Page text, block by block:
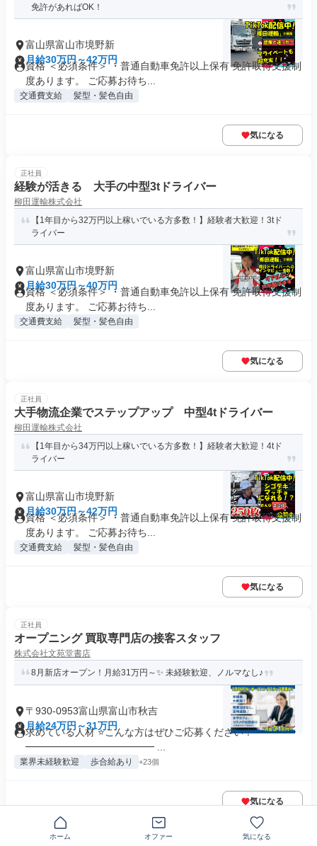
免許があればOK！
富山県富山市境野新
月給30万円～42万円
資格 ＜必須条件＞ ・普通自動車免許以上保有 免許取得支援制
度あります。 ご応募お待ち...
交通費支給 髪型・髪色自由
気になる
正社員
経験が活きる 大手の中型3tドライバー
柳田運輸株式会社
【1年目から32万円以上稼いでいる方多数！】経験者大歓迎！3tド
ライバー
富山県富山市境野新
月給30万円～40万円
資格 ＜必須条件＞ ・普通自動車免許以上保有 免許取得支援制
度あります。 ご応募お待ち...
交通費支給 髪型・髪色自由
気になる
正社員
大手物流企業でステップアップ 中型4tドライバー
柳田運輸株式会社
【1年目から34万円以上稼いでいる方多数！】経験者大歓迎！4tド
ライバー
富山県富山市境野新
月給30万円～42万円
資格 ＜必須条件＞ ・普通自動車免許以上保有 免許取得支援制
度あります。 ご応募お待ち...
交通費支給 髪型・髪色自由
気になる
正社員
オープニング 買取専門店の接客スタッフ
株式会社文苑堂書店
8月新店オープン！月給31万円～✨ 未経験歓迎、ノルマなし♪
〒930-0953富山県富山市秋吉
月給24万円～31万円
求めている人材 ⭐こんな方はぜひご応募ください！ ━━━━
━━━━━━━━━━━━━ ...
業界未経験歓迎 歩合給あり +23個
気になる
ホーム オファー 気になる